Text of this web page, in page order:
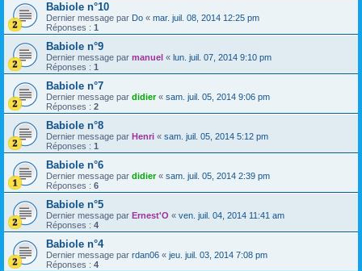
Babiole n°10
Dernier message par Do « mar. juil. 08, 2014 12:25 pm
Réponses : 1
Babiole n°9
Dernier message par manuel « lun. juil. 07, 2014 9:10 pm
Réponses : 1
Babiole n°7
Dernier message par didier« sam. juil. 05, 2014 9:06 pm
Réponses : 2
Babiole n°8
Dernier message par Henri « sam. juil. 05, 2014 5:12 pm
Réponses : 1
Babiole n°6
Dernier message par didier« sam. juil. 05, 2014 2:39 pm
Réponses : 6
Babiole n°5
Dernier message par Ernest'O « ven. juil. 04, 2014 11:41 am
Réponses : 4
Babiole n°4
Dernier message par rdan06 « jeu. juil. 03, 2014 7:08 pm
Réponses : 4